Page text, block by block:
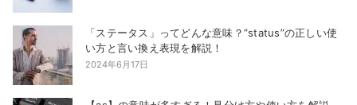
「ステータス」ってどんな意味？”status”の正しい使
い方と言い換え表現を解説！
2024年6月17日